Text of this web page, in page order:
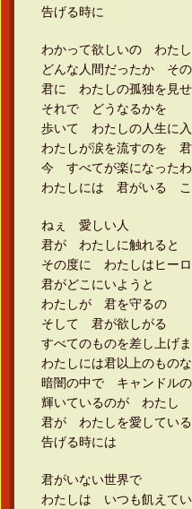
告げる時に
わかって欲しいの わた
どんな人間だったか そ
君に わたしの孤独を見
それで どうなるかを
歩いて わたしの人生に
わたしが涙を流すのを 君
今 すべてが楽になったわ
わたしには 君がいる こ
ねぇ 愛しい人
君が わたしに触れると
その度に わたしはヒー
君がどこにいようと
わたしが 君を守るの
そして 君が欲しがる
すべてのものを差し上げ
わたしには君以上のもの
暗闇の中で キャンドルの
輝いているのが わたし
君が わたしを愛している
告げる時には
君がいない世界で
わたしは いつも飢えてい